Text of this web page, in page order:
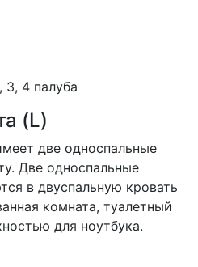
3, 4 палуба
(L)
две односпальные
Две односпальные
в двуспальную кровать
комната, туалетный
для ноутбука.